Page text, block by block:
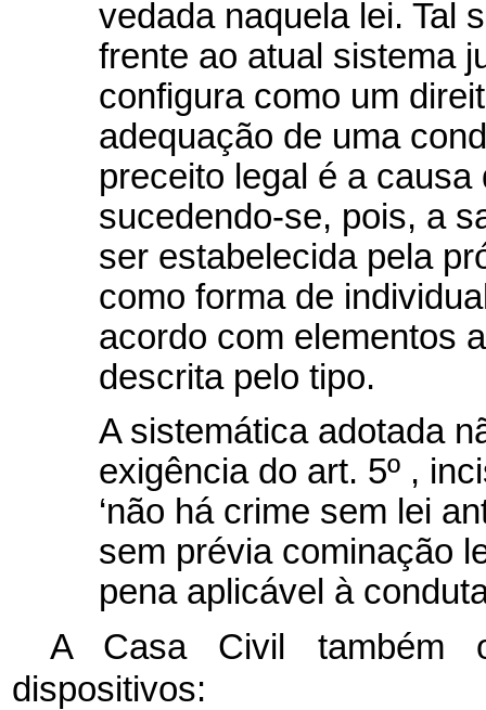
vedada naquela lei. Tal
frente ao atual sistema
configura como um
adequação de uma
preceito legal é a
sucedendo-se, pois, a
ser estabelecida pela
como forma de
acordo com elementos
descrita pelo tipo.
A sistemática adotada
exigência do art. 5º ,
‘não há crime sem lei
sem prévia cominação
pena aplicável à
A Casa Civil também
dispositivos: